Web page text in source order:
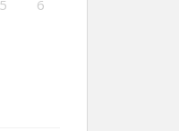
5 6